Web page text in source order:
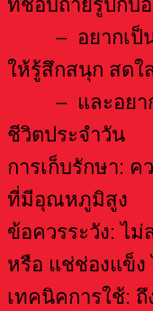
ที่ชอบถ่ายรูปกับ
– อยากเป็น
ให้รู้สึกสนุก สด
– และอยากใ
ชีวิตประจำวัน
การเก็บรักษา: ค
ที่มีอุณหภูมิสูง
ข้อควรระวัง: ไม่
หรือ แช่ช่องแข็ง
เทคนิคการใช้: